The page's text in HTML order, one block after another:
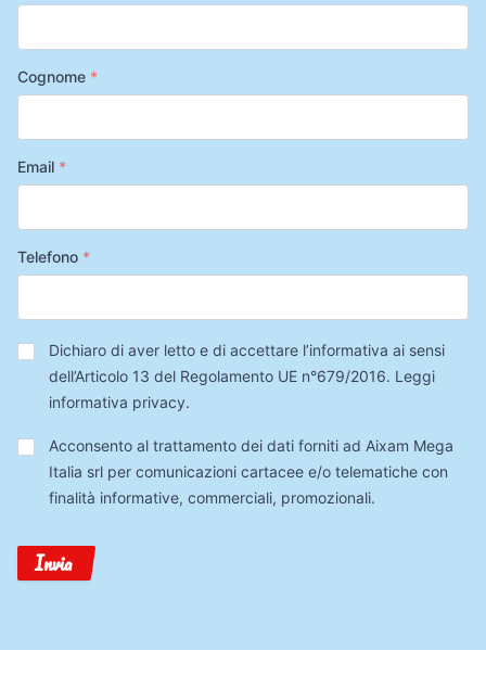
Cognome *
Email *
Telefono *
Privacy*
Dichiaro di aver letto e di accettare l’informativa ai sensi
dell’Articolo 13 del Regolamento UE n°679/2016. Leggi
informativa privacy.
Trattamento
Dati
Acconsento al trattamento dei dati forniti ad Aixam Mega
Italia srl per comunicazioni cartacee e/o telematiche con
finalità informative, commerciali, promozionali.
Invia